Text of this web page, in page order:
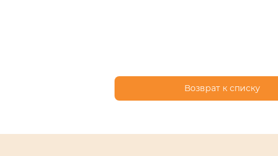
Возврат к списку